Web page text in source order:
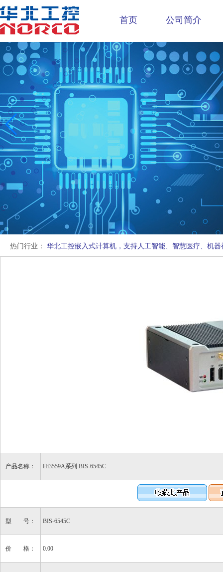
首页 公司简介
热门行业： 华北工控嵌入式计算机，支持人工智能、智慧医疗、机
产品名称： Hi3559A系列 BIS-6545C
型 号： BIS-6545C
价 格： 0.00